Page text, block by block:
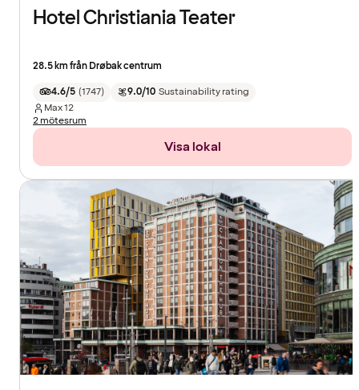
Hotel Christiania Teater
28.5 km från Drøbak centrum
4.6/5 (1747) 9.0/10 Sustainability rating
Max12
2 mötesrum
Visa lokal